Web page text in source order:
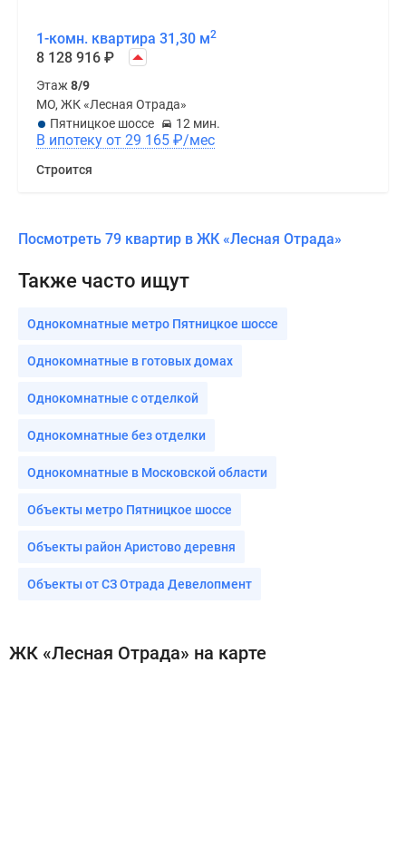
1-комн. квартира 31,30 м2
8 128 916 ₽
Этаж8/9
МО, ЖК «Лесная Отрада»
Пятницкое шоссе
12 мин.
В ипотеку от 29 165 ₽/мес
Строится
Посмотреть 79 квартир в ЖК «Лесная Отрада»
Также часто ищут
Однокомнатные метро Пятницкое шоссе
Однокомнатные в готовых домах
Однокомнатные с отделкой
Однокомнатные без отделки
Однокомнатные в Московской области
Объекты метро Пятницкое шоссе
Объекты район Аристово деревня
Объекты от СЗ Отрада Девелопмент
ЖК «Лесная Отрада» на карте